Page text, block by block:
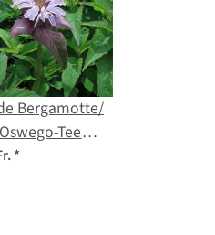
Bergamotte/
Oswego-Tee
fistulosa
Saatgut
*